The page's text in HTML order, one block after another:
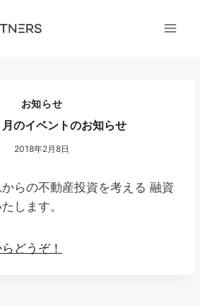
お知らせ
月のイベントのお知らせ
2018年2月8日
らの不動産投資を考える 融資
します。
どうぞ！